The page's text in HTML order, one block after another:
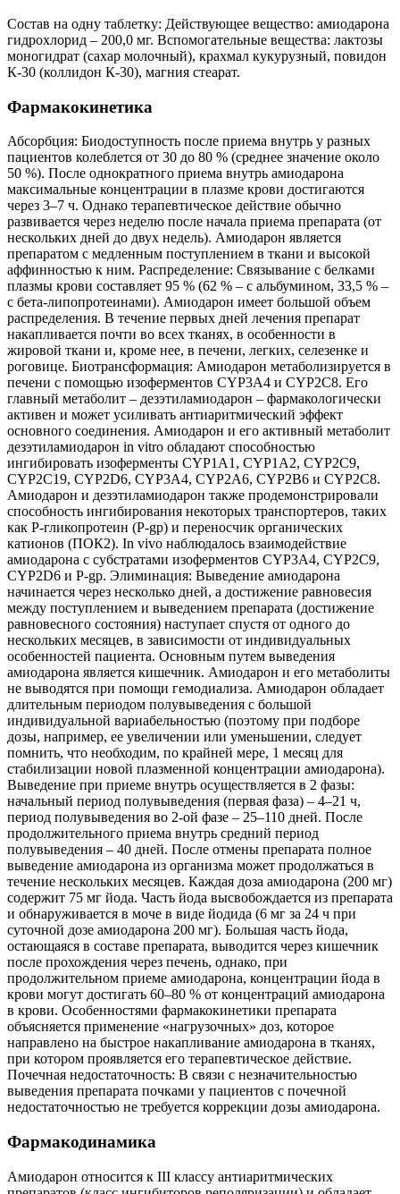
Состав на одну таблетку: Действующее вещество: амиодарона
гидрохлорид – 200,0 мг. Вспомогательные вещества: лактозы
моногидрат (сахар молочный), крахмал кукурузный, повидон
К-30 (коллидон К-30), магния стеарат.
Фармакокинетика
Абсорбция: Биодоступность после приема внутрь у разных
пациентов колеблется от 30 до 80 % (среднее значение около
50 %). После однократного приема внутрь амиодарона
максимальные концентрации в плазме крови достигаются
через 3–7 ч. Однако терапевтическое действие обычно
развивается через неделю после начала приема препарата (от
нескольких дней до двух недель). Амиодарон является
препаратом с медленным поступлением в ткани и высокой
аффинностью к ним. Распределение: Связывание с белками
плазмы крови составляет 95 % (62 % – с альбумином, 33,5 % –
с бета-липопротеинами). Амиодарон имеет большой объем
распределения. В течение первых дней лечения препарат
накапливается почти во всех тканях, в особенности в
жировой ткани и, кроме нее, в печени, легких, селезенке и
роговице. Биотрансформация: Амиодарон метаболизируется в
печени с помощью изоферментов CYP3А4 и CYP2C8. Его
главный метаболит – дезэтиламиодарон – фармакологически
активен и может усиливать антиаритмический эффект
основного соединения. Амиодарон и его активный метаболит
дезэтиламиодарон in vitro обладают способностью
ингибировать изоферменты CYP1A1, CYP1A2, СYP2С9,
СYP2С19, СYP2D6, СYP3A4, СYP2A6, СYP2B6 и СYP2С8.
Амиодарон и дезэтиламиодарон также продемонстрировали
способность ингибирования некоторых транспортеров, таких
как Р-гликопротеин (Р-gp) и переносчик органических
катионов (ПОК2). In vivo наблюдалось взаимодействие
амиодарона с субстратами изоферментов СYP3A4, СYP2С9,
СYP2D6 и Р-gp. Элиминация: Выведение амиодарона
начинается через несколько дней, а достижение равновесия
между поступлением и выведением препарата (достижение
равновесного состояния) наступает спустя от одного до
нескольких месяцев, в зависимости от индивидуальных
особенностей пациента. Основным путем выведения
амиодарона является кишечник. Амиодарон и его метаболиты
не выводятся при помощи гемодиализа. Амиодарон обладает
длительным периодом полувыведения с большой
индивидуальной вариабельностью (поэтому при подборе
дозы, например, ее увеличении или уменьшении, следует
помнить, что необходим, по крайней мере, 1 месяц для
стабилизации новой плазменной концентрации амиодарона).
Выведение при приеме внутрь осуществляется в 2 фазы:
начальный период полувыведения (первая фаза) – 4–21 ч,
период полувыведения во 2-ой фазе – 25–110 дней. После
продолжительного приема внутрь средний период
полувыведения – 40 дней. После отмены препарата полное
выведение амиодарона из организма может продолжаться в
течение нескольких месяцев. Каждая доза амиодарона (200 мг)
содержит 75 мг йода. Часть йода высвобождается из препарата
и обнаруживается в моче в виде йодида (6 мг за 24 ч при
суточной дозе амиодарона 200 мг). Большая часть йода,
остающаяся в составе препарата, выводится через кишечник
после прохождения через печень, однако, при
продолжительном приеме амиодарона, концентрации йода в
крови могут достигать 60–80 % от концентраций амиодарона
в крови. Особенностями фармакокинетики препарата
объясняется применение «нагрузочных» доз, которое
направлено на быстрое накапливание амиодарона в тканях,
при котором проявляется его терапевтическое действие.
Почечная недостаточность: В связи с незначительностью
выведения препарата почками у пациентов с почечной
недостаточностью не требуется коррекции дозы амиодарона.
Фармакодинамика
Амиодарон относится к III классу антиаритмических